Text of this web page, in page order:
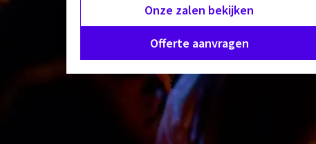
Onze zalen bekijken
Offerte aanvragen